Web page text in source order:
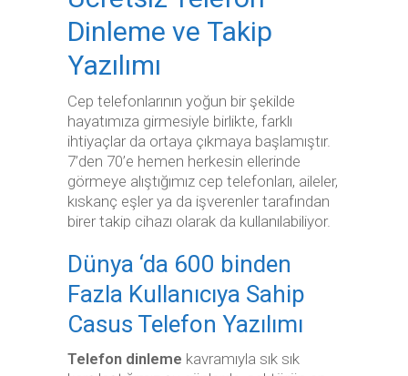
Dinleme ve Takip
Yazılımı
Cep telefonlarının yoğun bir şekilde
hayatımıza girmesiyle birlikte, farklı
ihtiyaçlar da ortaya çıkmaya başlamıştır.
7’den 70’e hemen herkesin ellerinde
görmeye alıştığımız cep telefonları, aileler,
kıskanç eşler ya da işverenler tarafından
birer takip cihazı olarak da kullanılabiliyor.
Dünya ‘da 600 binden
Fazla Kullanıcıya Sahip
Casus Telefon Yazılımı
Telefon dinleme kavramıyla sık sık